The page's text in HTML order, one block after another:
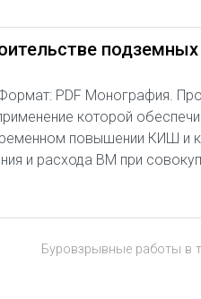
подземных
PDF Монография.
которой
повышении КИШ и
и расхода ВМ при
Буровзрывные работы в